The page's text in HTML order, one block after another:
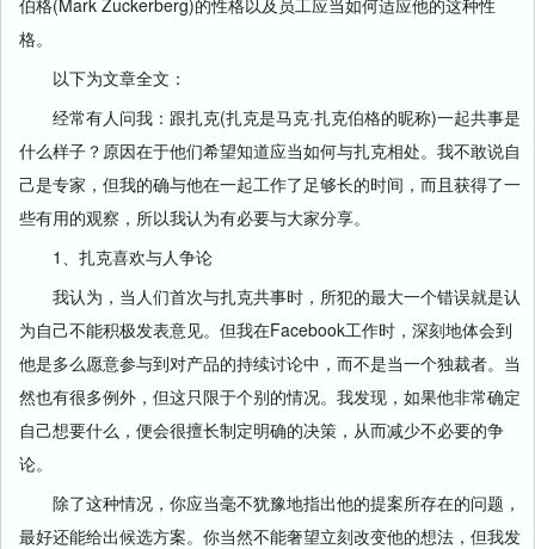
格。
以下为文章全文：
经常有人问我：跟扎克(扎克是马克·扎克伯格的昵称)一起共事是
什么样子？原因在于他们希望知道应当如何与扎克相处。我不敢说自
己是专家，但我的确与他在一起工作了足够长的时间，而且获得了一
些有用的观察，所以我认为有必要与大家分享。
1、扎克喜欢与人争论
我认为，当人们首次与扎克共事时，所犯的最大一个错误就是认
为自己不能积极发表意见。但我在Facebook工作时，深刻地体会到
他是多么愿意参与到对产品的持续讨论中，而不是当一个独裁者。当
然也有很多例外，但这只限于个别的情况。我发现，如果他非常确定
自己想要什么，便会很擅长制定明确的决策，从而减少不必要的争
论。
除了这种情况，你应当毫不犹豫地指出他的提案所存在的问题，
最好还能给出候选方案。你当然不能奢望立刻改变他的想法，但我发